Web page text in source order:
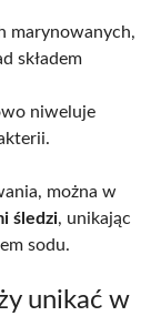
marynowanych,
składem
niweluje
można w
śledzi, unikając
sodu.
unikać w